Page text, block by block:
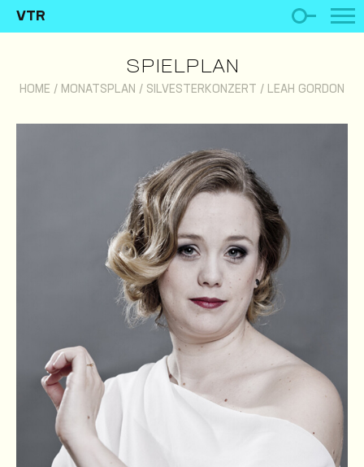
VTR
SPIELPLAN
HOME / MONATSPLAN / SILVESTERKONZERT / LEAH GORDON